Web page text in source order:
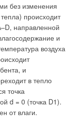
без изменения
происходит
направленной
и
воздуха
и
в тепло
точка
d = 0 (точка D1).
от влаги.